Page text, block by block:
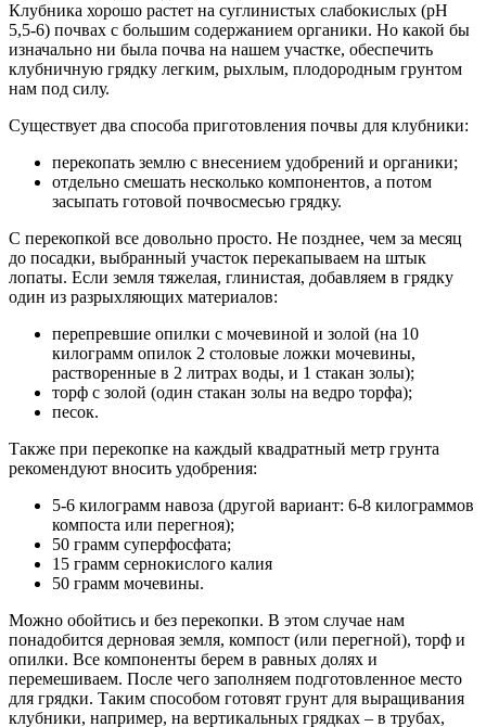
Клубника хорошо растет на суглинистых слабокислых (pH
5,5-6) почвах с большим содержанием органики. Но какой бы
изначально ни была почва на нашем участке, обеспечить
клубничную грядку легким, рыхлым, плодородным грунтом
нам под силу.
Существует два способа приготовления почвы для клубники:
перекопать землю с внесением удобрений и органики;
отдельно смешать несколько компонентов, а потом
засыпать готовой почвосмесью грядку.
С перекопкой все довольно просто. Не позднее, чем за месяц
до посадки, выбранный участок перекапываем на штык
лопаты. Если земля тяжелая, глинистая, добавляем в грядку
один из разрыхляющих материалов:
перепревшие опилки с мочевиной и золой (на 10
килограмм опилок 2 столовые ложки мочевины,
растворенные в 2 литрах воды, и 1 стакан золы);
торф с золой (один стакан золы на ведро торфа);
песок.
Также при перекопке на каждый квадратный метр грунта
рекомендуют вносить удобрения:
5-6 килограмм навоза (другой вариант: 6-8 килограммов
компоста или перегноя);
50 грамм суперфосфата;
15 грамм сернокислого калия
50 грамм мочевины.
Можно обойтись и без перекопки. В этом случае нам
понадобится дерновая земля, компост (или перегной), торф и
опилки. Все компоненты берем в равных долях и
перемешиваем. После чего заполняем подготовленное место
для грядки. Таким способом готовят грунт для выращивания
клубники, например, на вертикальных грядках – в трубах,